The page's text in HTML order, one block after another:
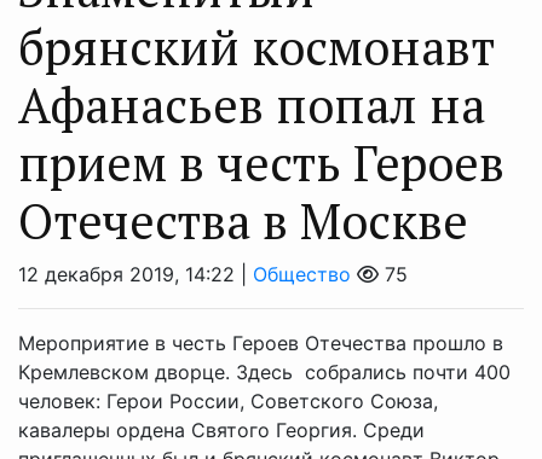
брянский космонавт
Афанасьев попал на
прием в честь Героев
Отечества в Москве
12 декабря 2019, 14:22 | Общество 75
Мероприятие в честь Героев Отечества прошло в
Кремлевском дворце. Здесь собрались почти 400
человек: Герои России, Советского Союза,
кавалеры ордена Святого Георгия. Среди